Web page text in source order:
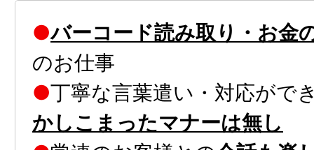
●バーコード読み取り・お金
のお仕事
●丁寧な言葉遣い・対応がで
かしこまったマナーは無し